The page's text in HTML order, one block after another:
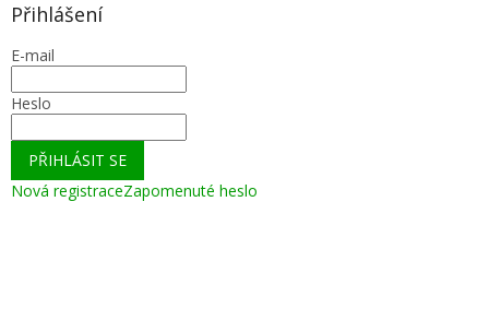
Přihlášení
E-mail
Heslo
PŘIHLÁSIT SE
Nová registraceZapomenuté heslo